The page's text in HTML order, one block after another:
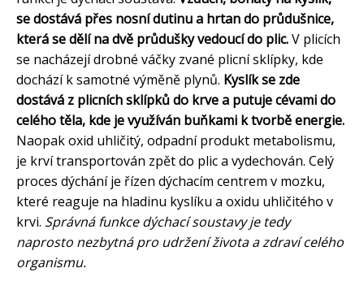
se dostává přes nosní dutinu a hrtan do průdušnice,
která se dělí na dvě průdušky vedoucí do plic.V plicích
se nacházejí drobné váčky zvané plicní sklípky, kde
dochází k samotné výměně plynů. Kyslík se zde
dostává z plicních sklípků do krve a putuje cévami do
celého těla, kde je využíván buňkami k tvorbě energie.
Naopak oxid uhličitý, odpadní produkt metabolismu,
je krví transportován zpět do plic a vydechován. Celý
proces dýchání je řízen dýchacím centrem v mozku,
které reaguje na hladinu kyslíku a oxidu uhličitého v
krvi. Správná funkce dýchací soustavy je tedy
naprosto nezbytná pro udržení života a zdraví celého
organismu.